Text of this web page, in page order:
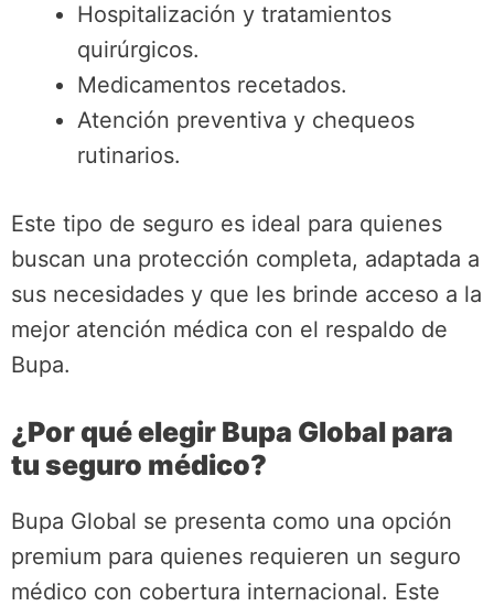
Hospitalización y tratamientos
quirúrgicos.
Medicamentos recetados.
Atención preventiva y chequeos
rutinarios.
Este tipo de seguro es ideal para quienes
buscan una protección completa, adaptada a
sus necesidades y que les brinde acceso a la
mejor atención médica con el respaldo de
Bupa.
¿Por qué elegir Bupa Global para
tu seguro médico?
Bupa Global se presenta como una opción
premium para quienes requieren un seguro
médico con cobertura internacional. Este